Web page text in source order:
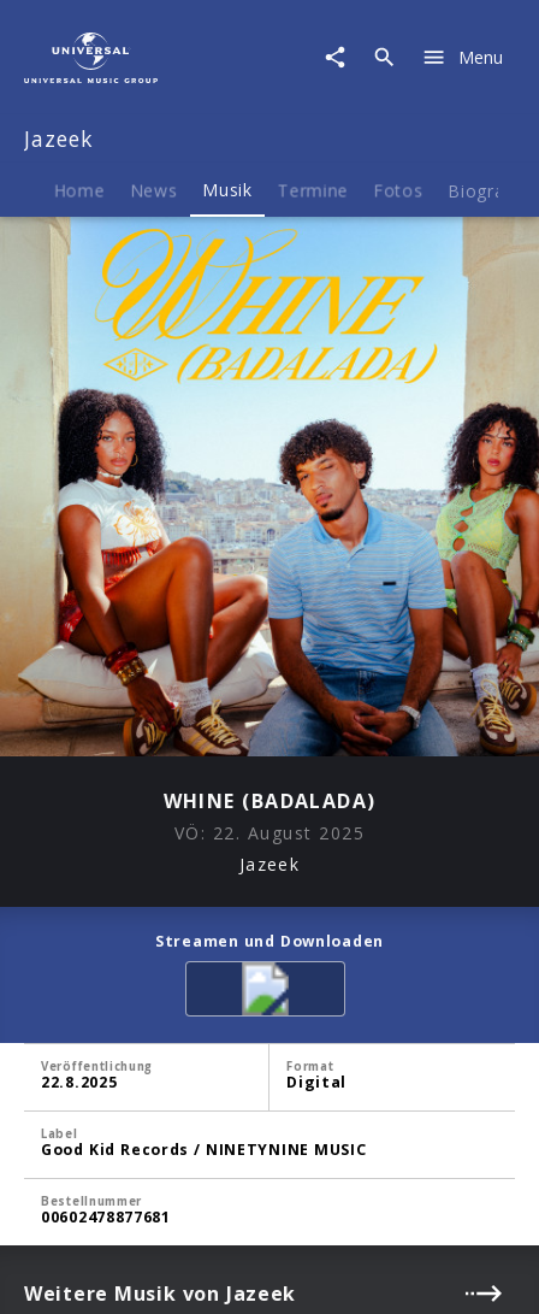
(BADALADA)
Menu
Jazeek
Home News Musik Termine Fotos Biografie
WHINE (BADALADA)
VÖ: 22. August 2025
Jazeek
Streamen und Downloaden
Veröffentlichung
22.8.2025
Format
Digital
Label
Good Kid Records / NINETYNINE MUSIC
Bestellnummer
00602478877681
Weitere Musik von Jazeek